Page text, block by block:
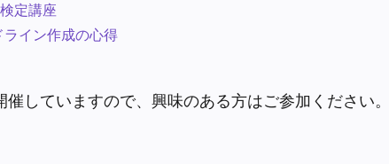
定講座
イン作成の心得
していますので、興味のある方はご参加ください。